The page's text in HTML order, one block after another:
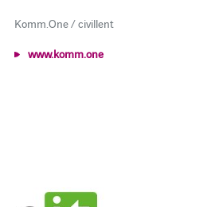
Komm.One / civillent
www.komm.one